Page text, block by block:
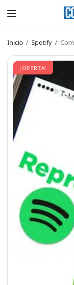
Inicio / Spotify /
¡OFERTA!